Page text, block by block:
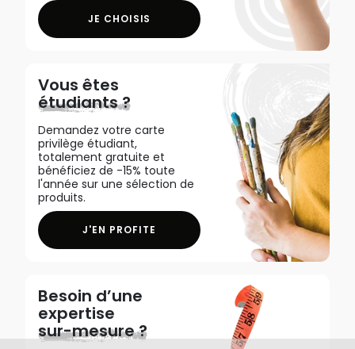
JE CHOISIS
Vous êtes
étudiants ?
Demandez votre carte
privilège étudiant,
totalement gratuite et
bénéficiez de -15% toute
l'année sur une sélection de
produits.
J'EN PROFITE
Besoin d’une
expertise
sur-mesure ?